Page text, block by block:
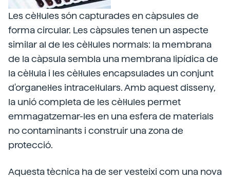
Les cèl·lules són capturades en càpsules de
forma circular. Les càpsules tenen un aspecte
similar al de les cèl·lules normals: la membrana
de la càpsula sembla una membrana lipídica de
la cèl·lula i les cèl·lules encapsulades un conjunt
d'organel·les intracel·lulars. Amb aquest disseny,
la unió completa de les cèl·lules permet
emmagatzemar-les en una esfera de materials
no contaminants i construir una zona de
protecció.
Aquesta tècnica ha de ser vesteixi com una nova